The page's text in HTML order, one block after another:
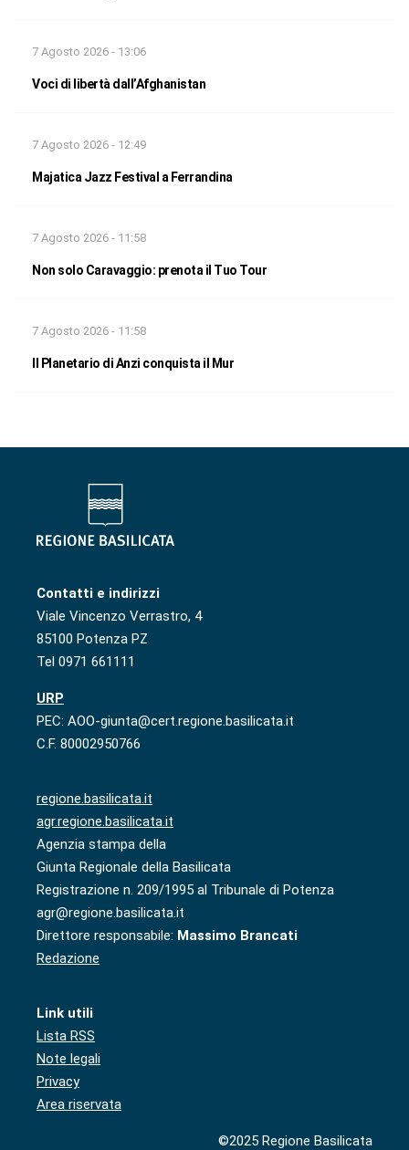
7 Agosto 2026 - 13:06
Voci di libertà dall’Afghanistan
7 Agosto 2026 - 12:49
Majatica Jazz Festival a Ferrandina
7 Agosto 2026 - 11:58
Non solo Caravaggio: prenota il Tuo Tour
7 Agosto 2026 - 11:58
Il Planetario di Anzi conquista il Mur
Contatti e indirizzi
Viale Vincenzo Verrastro, 4
85100 Potenza PZ
Tel 0971 661111
URP
PEC: AOO-giunta@cert.regione.basilicata.it
C.F. 80002950766
regione.basilicata.it
agr.regione.basilicata.it
Agenzia stampa della
Giunta Regionale della Basilicata
Registrazione n. 209/1995 al Tribunale di Potenza
agr@regione.basilicata.it
Direttore responsabile: Massimo Brancati
Redazione
Link utili
Lista RSS
Note legali
Privacy
Area riservata
©2025 Regione Basilicata